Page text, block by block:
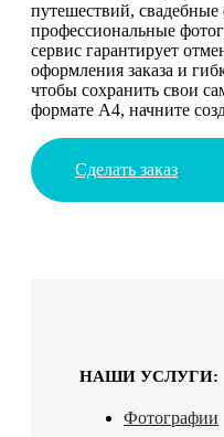
путешествий,
профессиональные
сервис гарантирует
оформления заказа и
чтобы сохранить свои
формате А4, начните
Сделать заказ
НАШИ УСЛУГИ:
Фотографии